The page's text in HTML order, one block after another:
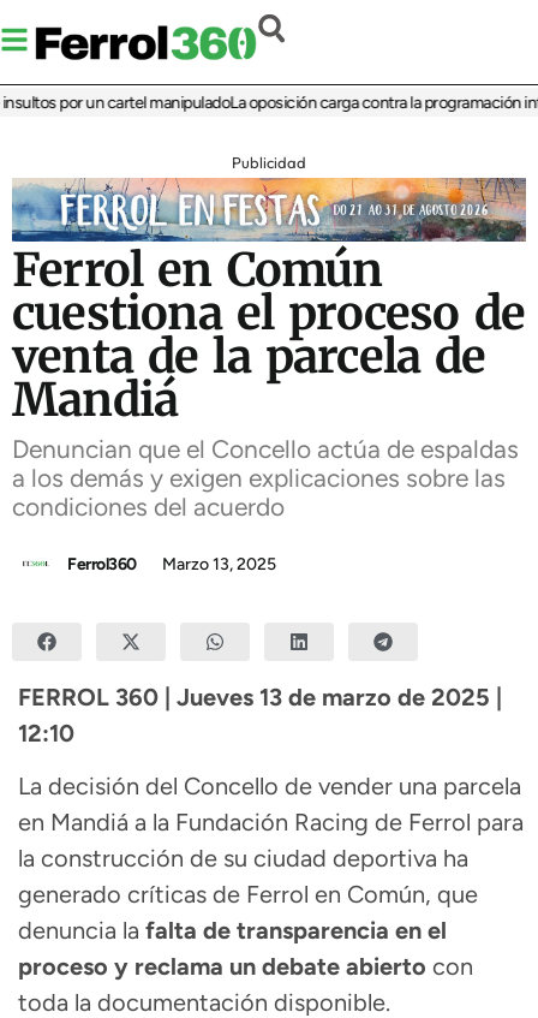
por un cartel manipuladoLa oposición carga contra la programación
Publicidad
Ferrol en Común
cuestiona el proceso de
venta de la parcela de
Mandiá
Denuncian que el Concello actúa de espaldas
a los demás y exigen explicaciones sobre las
condiciones del acuerdo
Ferrol360 Marzo 13, 2025
FERROL 360 | Jueves 13 de marzo de 2025 |
12:10
La decisión del Concello de vender una parcela
en Mandiá a la Fundación Racing de Ferrol para
la construcción de su ciudad deportiva ha
generado críticas de Ferrol en Común, que
denuncia la falta de transparencia en el
proceso y reclama un debate abierto con
toda la documentación disponible.